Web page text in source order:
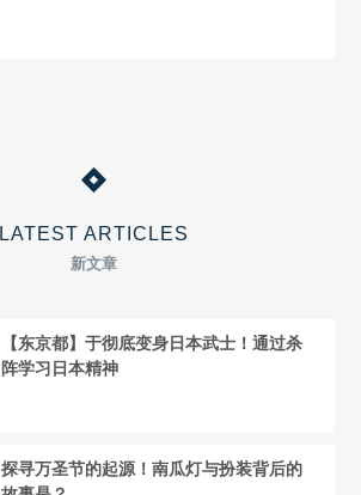
LATEST ARTICLES
新文章
【东京都】于彻底变身日本武士！通过杀
阵学习日本精神
探寻万圣节的起源！南瓜灯与扮装背后的